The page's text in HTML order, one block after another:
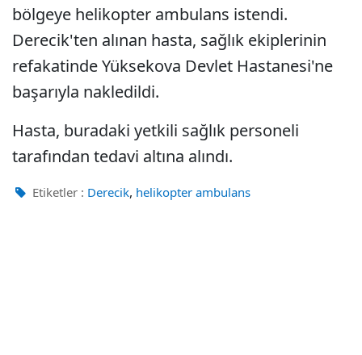
bölgeye helikopter ambulans istendi.
Derecik'ten alınan hasta, sağlık ekiplerinin
refakatinde Yüksekova Devlet Hastanesi'ne
başarıyla nakledildi.
Hasta, buradaki yetkili sağlık personeli
tarafından tedavi altına alındı.
Etiketler : Derecik, helikopter ambulans